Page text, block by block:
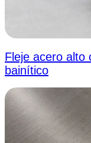
Fleje acero alto
bainítico